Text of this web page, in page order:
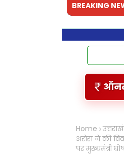
BREAKING
जेएंडके बैंक ने सम्पूर्ण भारत में परिवारों
Home
अरोरा ने की
पर मुख्यमंत्री